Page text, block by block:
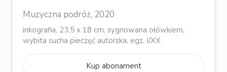
Muzyczna podróż, 2020
inkografia, 23,5 x 18 cm, sygnowana ołówkiem,
wybita sucha pieczęć autorska, egz. I/XX
Kup abonament